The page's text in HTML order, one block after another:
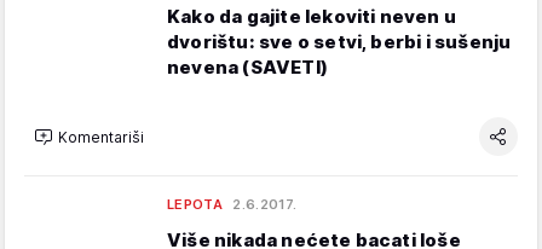
Kako da gajite lekoviti neven u
dvorištu: sve o setvi, berbi i sušenju
nevena (SAVETI)
Komentariši
LEPOTA 2.6.2017.
Više nikada nećete bacati loše